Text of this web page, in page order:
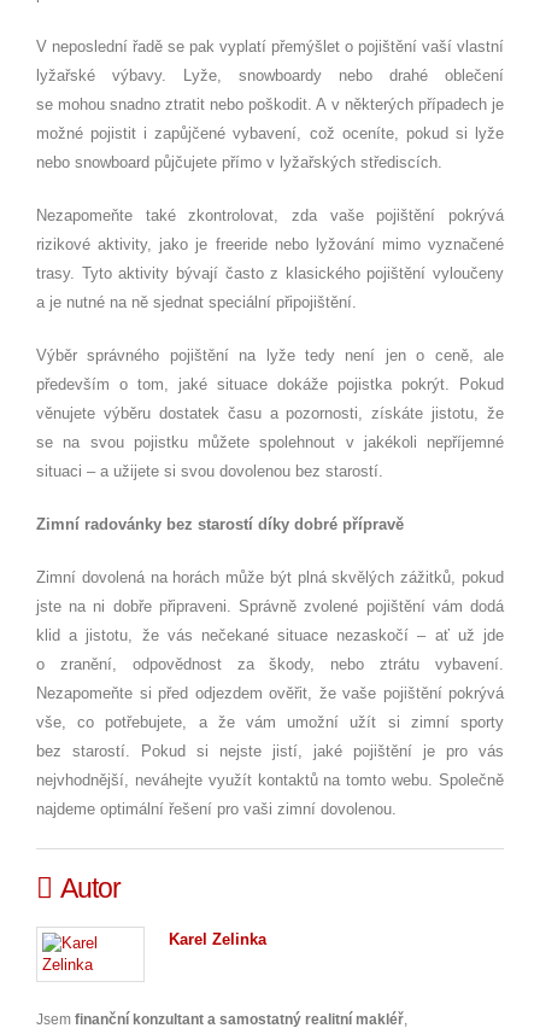
V neposlední řadě se pak vyplatí přemýšlet o pojištění vaší vlastní
lyžařské výbavy. Lyže, snowboardy nebo drahé oblečení
se mohou snadno ztratit nebo poškodit. A v některých případech je
možné pojistit i zapůjčené vybavení, což oceníte, pokud si lyže
nebo snowboard půjčujete přímo v lyžařských střediscích.
Nezapomeňte také zkontrolovat, zda vaše pojištění pokrývá
rizikové aktivity, jako je freeride nebo lyžování mimo vyznačené
trasy. Tyto aktivity bývají často z klasického pojištění vyloučeny
a je nutné na ně sjednat speciální připojištění.
Výběr správného pojištění na lyže tedy není jen o ceně, ale
především o tom, jaké situace dokáže pojistka pokrýt. Pokud
věnujete výběru dostatek času a pozornosti, získáte jistotu, že
se na svou pojistku můžete spolehnout v jakékoli nepříjemné
situaci – a užijete si svou dovolenou bez starostí.
Zimní radovánky bez starostí díky dobré přípravě
Zimní dovolená na horách může být plná skvělých zážitků, pokud
jste na ni dobře připraveni. Správně zvolené pojištění vám dodá
klid a jistotu, že vás nečekané situace nezaskočí – ať už jde
o zranění, odpovědnost za škody, nebo ztrátu vybavení.
Nezapomeňte si před odjezdem ověřit, že vaše pojištění pokrývá
vše, co potřebujete, a že vám umožní užít si zimní sporty
bez starostí. Pokud si nejste jistí, jaké pojištění je pro vás
nejvhodnější, neváhejte využít kontaktů na tomto webu. Společně
najdeme optimální řešení pro vaši zimní dovolenou.
Autor
Karel Zelinka
Jsem finanční konzultant a samostatný realitní makléř